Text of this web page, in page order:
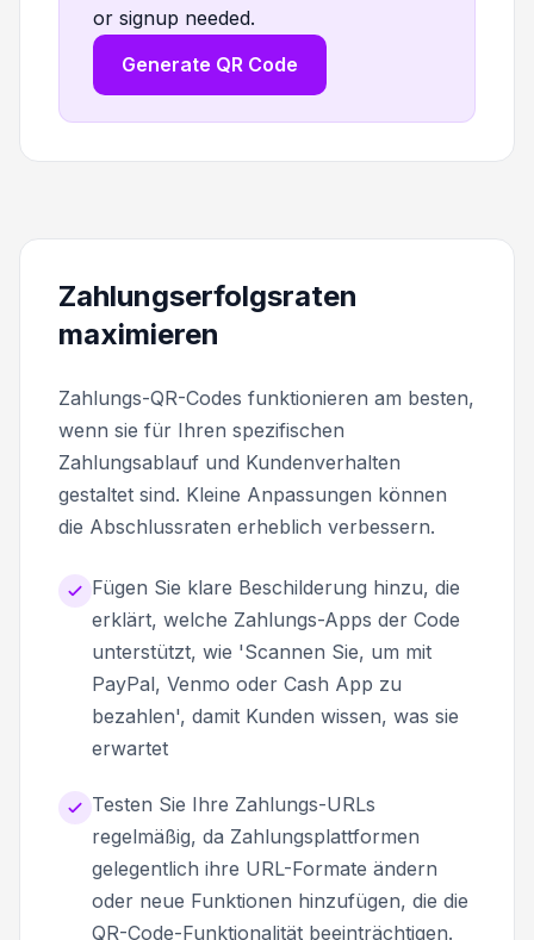
or signup needed.
Generate QR Code
Zahlungserfolgsraten
maximieren
Zahlungs-QR-Codes funktionieren am besten,
wenn sie für Ihren spezifischen
Zahlungsablauf und Kundenverhalten
gestaltet sind. Kleine Anpassungen können
die Abschlussraten erheblich verbessern.
Fügen Sie klare Beschilderung hinzu, die
erklärt, welche Zahlungs-Apps der Code
unterstützt, wie 'Scannen Sie, um mit
PayPal, Venmo oder Cash App zu
bezahlen', damit Kunden wissen, was sie
erwartet
Testen Sie Ihre Zahlungs-URLs
regelmäßig, da Zahlungsplattformen
gelegentlich ihre URL-Formate ändern
oder neue Funktionen hinzufügen, die die
QR-Code-Funktionalität beeinträchtigen.